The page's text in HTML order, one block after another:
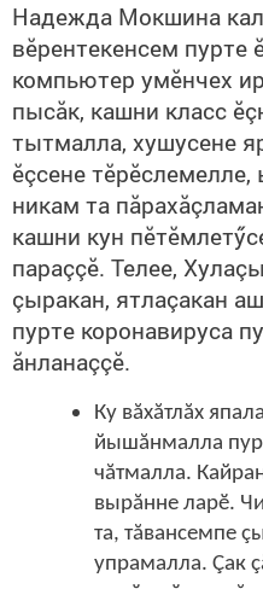
Надежда Мокшина
вӗрентекенсем пурте
компьютер умӗнчех
пысăк, кашни класс
тытмалла, хушусене
ӗçсене тӗрӗслемелле,
никам та
кашни кун
параççӗ. Телее,
çыракан, ятлаçакан
пурте коронавируса
ăнланаççӗ.
Ку вăхăтлăх
йышăнмалла
чăтмалла.
вырăнне ларӗ.
та, тăвансемпе
упрамалла. Çак